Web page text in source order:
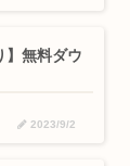
】無料ダウ
2023/9/2